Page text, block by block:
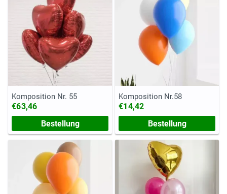
Komposition Nr. 55
€63,46
Bestellung
Komposition Nr.58
€14,42
Bestellung